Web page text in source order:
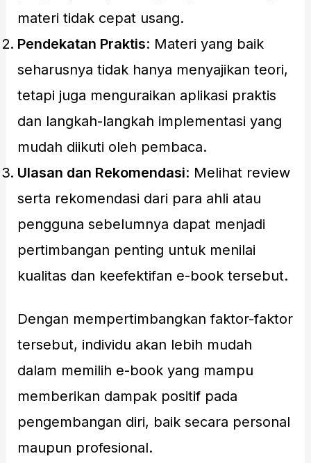
materi tidak cepat usang.
Pendekatan Praktis: Materi yang baik
seharusnya tidak hanya menyajikan teori,
tetapi juga menguraikan aplikasi praktis
dan langkah-langkah implementasi yang
mudah diikuti oleh pembaca.
Ulasan dan Rekomendasi: Melihat review
serta rekomendasi dari para ahli atau
pengguna sebelumnya dapat menjadi
pertimbangan penting untuk menilai
kualitas dan keefektifan e-book tersebut.
Dengan mempertimbangkan faktor-faktor
tersebut, individu akan lebih mudah
dalam memilih e-book yang mampu
memberikan dampak positif pada
pengembangan diri, baik secara personal
maupun profesional.